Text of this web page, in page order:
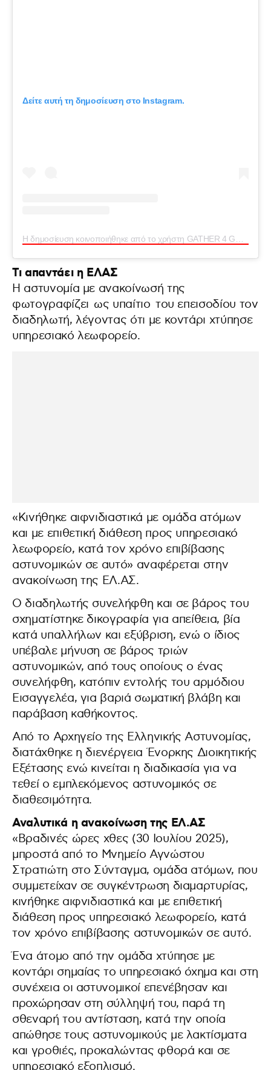
Δείτε αυτή τη δημοσίευση στο Instagram.
Τι απαντάει η ΕΛΑΣ
Η αστυνομία με ανακοίνωσή της
φωτογραφίζει ως υπαίτιο του επεισοδίου τον
διαδηλωτή, λέγοντας ότι με κοντάρι χτύπησε
υπηρεσιακό λεωφορείο.
«Κινήθηκε αιφνιδιαστικά με ομάδα ατόμων
και με επιθετική διάθεση προς υπηρεσιακό
λεωφορείο, κατά τον χρόνο επιβίβασης
αστυνομικών σε αυτό» αναφέρεται στην
ανακοίνωση της ΕΛ.ΑΣ.
Ο διαδηλωτής συνελήφθη και σε βάρος του
σχηματίστηκε δικογραφία για απείθεια, βία
κατά υπαλλήλων και εξύβριση, ενώ ο ίδιος
υπέβαλε μήνυση σε βάρος τριών
αστυνομικών, από τους οποίους ο ένας
συνελήφθη, κατόπιν εντολής του αρμόδιου
Εισαγγελέα, για βαριά σωματική βλάβη και
παράβαση καθήκοντος.
Από το Αρχηγείο της Ελληνικής Αστυνομίας,
διατάχθηκε η διενέργεια Ένορκης Διοικητικής
Εξέτασης ενώ κινείται η διαδικασία για να
τεθεί ο εμπλεκόμενος αστυνομικός σε
διαθεσιμότητα.
Αναλυτικά η ανακοίνωση της ΕΛ.ΑΣ
«Βραδινές ώρες χθες (30 Ιουλίου 2025),
μπροστά από το Μνημείο Αγνώστου
Στρατιώτη στο Σύνταγμα, ομάδα ατόμων, που
συμμετείχαν σε συγκέντρωση διαμαρτυρίας,
κινήθηκε αιφνιδιαστικά και με επιθετική
διάθεση προς υπηρεσιακό λεωφορείο, κατά
τον χρόνο επιβίβασης αστυνομικών σε αυτό.
Ένα άτομο από την ομάδα χτύπησε με
κοντάρι σημαίας το υπηρεσιακό όχημα και στη
συνέχεια οι αστυνομικοί επενέβησαν και
προχώρησαν στη σύλληψή του, παρά τη
σθεναρή του αντίσταση, κατά την οποία
απώθησε τους αστυνομικούς με λακτίσματα
και γροθιές, προκαλώντας φθορά και σε
υπηρεσιακό εξοπλισμό.